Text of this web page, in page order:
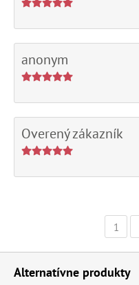
anonym
Overený zákazník
1
Alternatívne produkty